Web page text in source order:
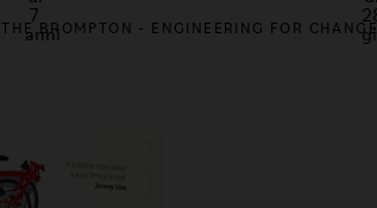
THE BROMPTON - ENGINEERING FOR CHANGE